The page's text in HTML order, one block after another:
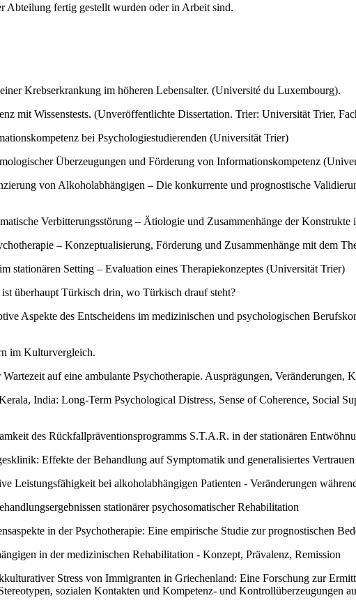
Abteilung fertig gestellt wurden oder in Arbeit sind.
Krebserkrankung im höheren Lebensalter. (Université du Luxembourg).
mit Wissenstests. (Unveröffentlichte Dissertation. Trier: Universität Trier,
bei Psychologiestudierenden (Universität Trier)
Überzeugungen und Förderung von Informationskompetenz
von Alkoholabhängigen – Die konkurrente und prognostische
Verbitterungsstörung – Ätiologie und Zusammenhänge der
– Konzeptualisierung, Förderung und Zusammenhänge mit dem
stationären Setting – Evaluation eines Therapiekonzeptes (Universität Trier)
überhaupt Türkisch drin, wo Türkisch drauf steht?
Aspekte des Entscheidens im medizinischen und psychologischen
im Kulturvergleich.
auf eine ambulante Psychotherapie. Ausprägungen, Veränderungen,
India: Long-Term Psychological Distress, Sense of Coherence, Social
des Rückfallpräventionsprogramms S.T.A.R. in der stationären
Effekte der Behandlung auf Symptomatik und generalisiertes Vertrauen
bei alkoholabhängigen Patienten - Veränderungen
stationärer psychosomatischer Rehabilitation
in der Psychotherapie: Eine empirische Studie zur prognostischen
in der medizinischen Rehabilitation - Konzept, Prävalenz, Remission
Stress von Immigranten in Griechenland: Eine Forschung zur
sozialen Kontakten und Kompetenz- und Kontrollüberzeugungen